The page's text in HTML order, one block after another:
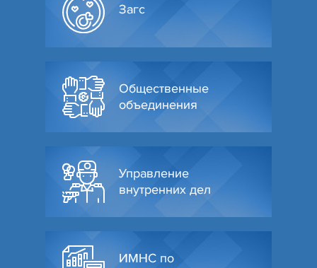
Загс
Общественные
объединения
Управление
внутренних дел
ИМНС по